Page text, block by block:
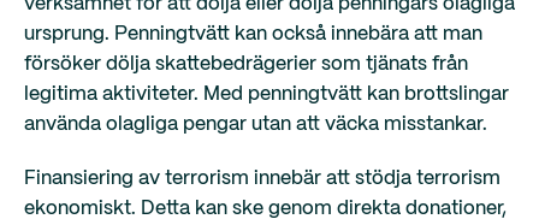
verksamhet för att dölja eller dölja penningars olagliga
ursprung. Penningtvätt kan också innebära att man
försöker dölja skattebedrägerier som tjänats från
legitima aktiviteter. Med penningtvätt kan brottslingar
använda olagliga pengar utan att väcka misstankar.
Finansiering av terrorism innebär att stödja terrorism
ekonomiskt. Detta kan ske genom direkta donationer,